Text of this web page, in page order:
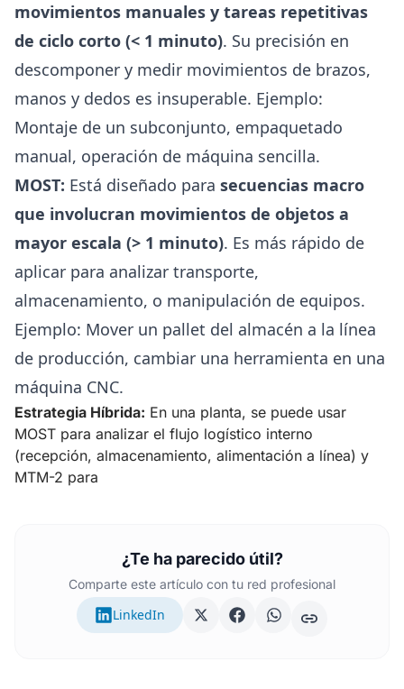
movimientos manuales y tareas repetitivas
de ciclo corto (< 1 minuto). Su precisión en
descomponer y medir movimientos de brazos,
manos y dedos es insuperable. Ejemplo:
Montaje de un subconjunto, empaquetado
manual, operación de máquina sencilla.
MOST: Está diseñado para secuencias macro
que involucran movimientos de objetos a
mayor escala (> 1 minuto). Es más rápido de
aplicar para analizar transporte,
almacenamiento, o manipulación de equipos.
Ejemplo: Mover un pallet del almacén a la línea
de producción, cambiar una herramienta en una
máquina CNC.
Estrategia Híbrida: En una planta, se puede usar
MOST para analizar el flujo logístico interno
(recepción, almacenamiento, alimentación a línea) y
MTM-2 para
¿Te ha parecido útil?
Comparte este artículo con tu red profesional
LinkedIn